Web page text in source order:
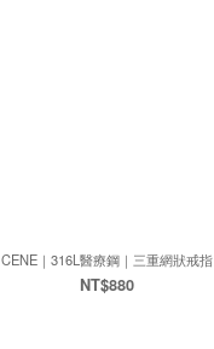
CENE｜316L醫療鋼｜三重網狀戒指
NT$880